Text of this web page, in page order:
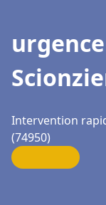
Intervention
(74950)